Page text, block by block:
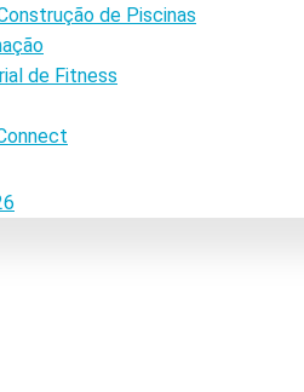
de Piscinas
de Fitness